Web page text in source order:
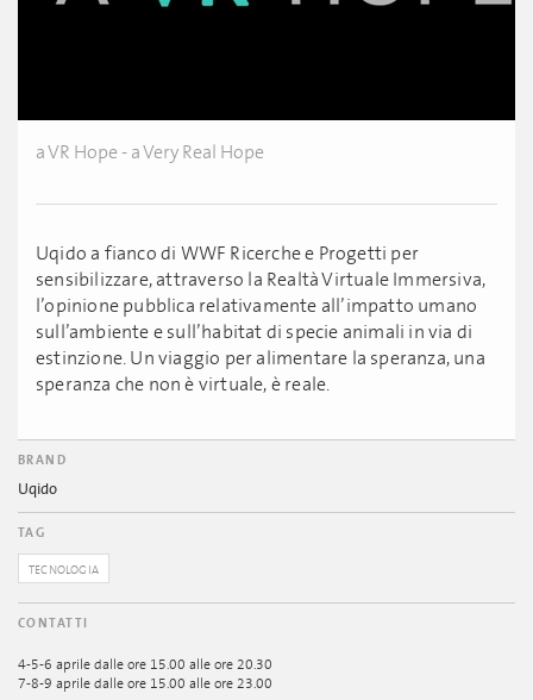
a VR Hope - a Very Real Hope
Uqido a fianco di WWF Ricerche e Progetti per
sensibilizzare, attraverso la Realtà Virtuale Immersiva,
l’opinione pubblica relativamente all’impatto umano
sull’ambiente e sull’habitat di specie animali in via di
estinzione. Un viaggio per alimentare la speranza, una
speranza che non è virtuale, è reale.
BRAND
Uqido
TAG
TECNOLOGIA
CONTATTI
4-5-6 aprile dalle ore 15.00 alle ore 20.30
7-8-9 aprile dalle ore 15.00 alle ore 23.00